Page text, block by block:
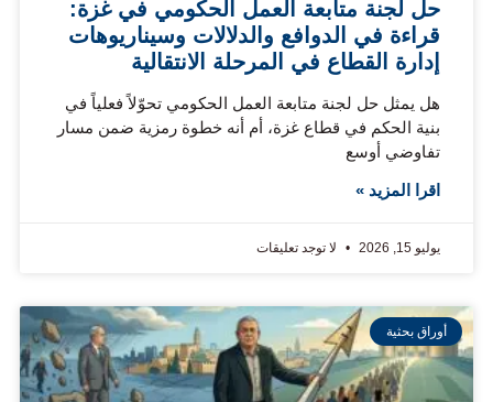
حل لجنة متابعة العمل الحكومي في غزة:
قراءة في الدوافع والدلالات وسيناريوهات
إدارة القطاع في المرحلة الانتقالية
هل يمثل حل لجنة متابعة العمل الحكومي تحوّلاً فعلياً في
بنية الحكم في قطاع غزة، أم أنه خطوة رمزية ضمن مسار
تفاوضي أوسع
اقرا المزيد »
يوليو 15, 2026 لا توجد تعليقات
أوراق بحثية